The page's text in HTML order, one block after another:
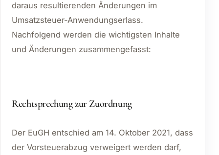
daraus resultierenden Änderungen im
Umsatzsteuer-Anwendungserlass.
Nachfolgend werden die wichtigsten Inhalte
und Änderungen zusammengefasst:
Rechtsprechung zur Zuordnung
Der EuGH entschied am 14. Oktober 2021, dass
der Vorsteuerabzug verweigert werden darf,